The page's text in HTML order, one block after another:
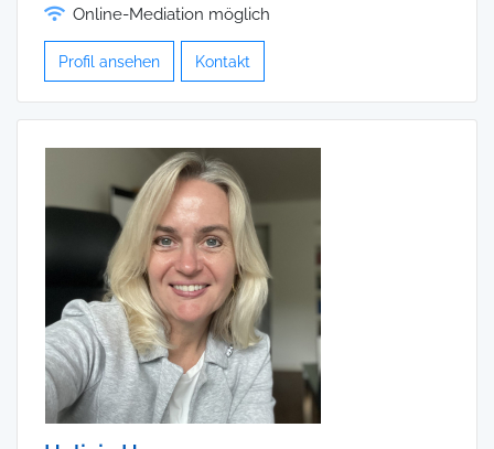
Online-Mediation möglich
Profil ansehen Kontakt